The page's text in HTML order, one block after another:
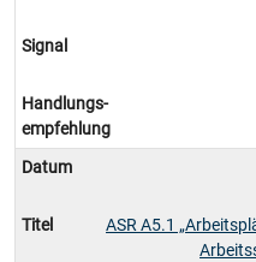
Signal
Handlungs-
empfehlung
Datum
Titel
ASR A5.1